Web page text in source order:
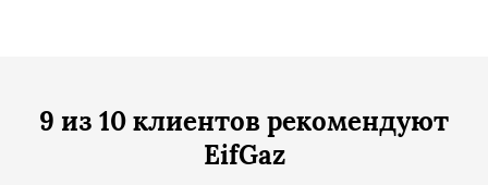
9 из 10 клиентов рекомендуют
EifGaz